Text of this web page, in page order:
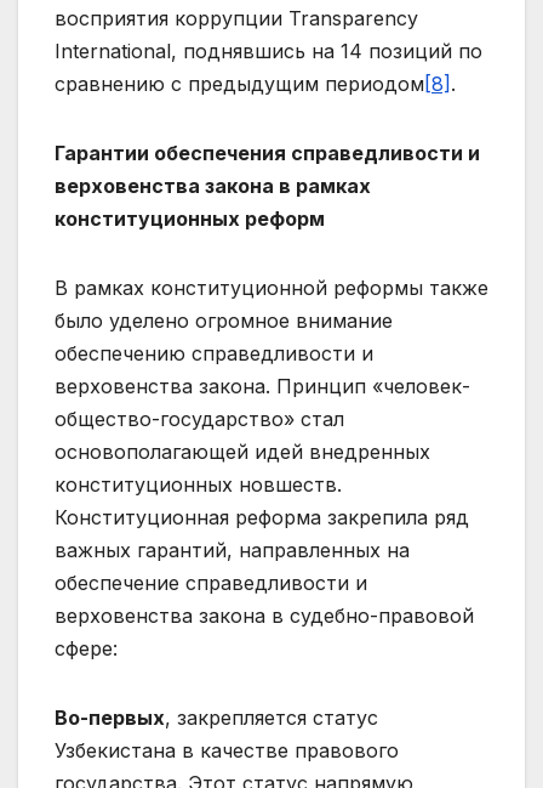
восприятия коррупции Transparency
International, поднявшись на 14 позиций по
сравнению с предыдущим периодом[8] .
Гарантии обеспечения справедливости и
верховенства закона в рамках
конституционных реформ
В рамках конституционной реформы также
было уделено огромное внимание
обеспечению справедливости и
верховенства закона. Принцип «человек-
общество-государство» стал
основополагающей идей внедренных
конституционных новшеств.
Конституционная реформа закрепила ряд
важных гарантий, направленных на
обеспечение справедливости и
верховенства закона в судебно-правовой
сфере:
Во-первых, закрепляется статус
Узбекистана в качестве правового